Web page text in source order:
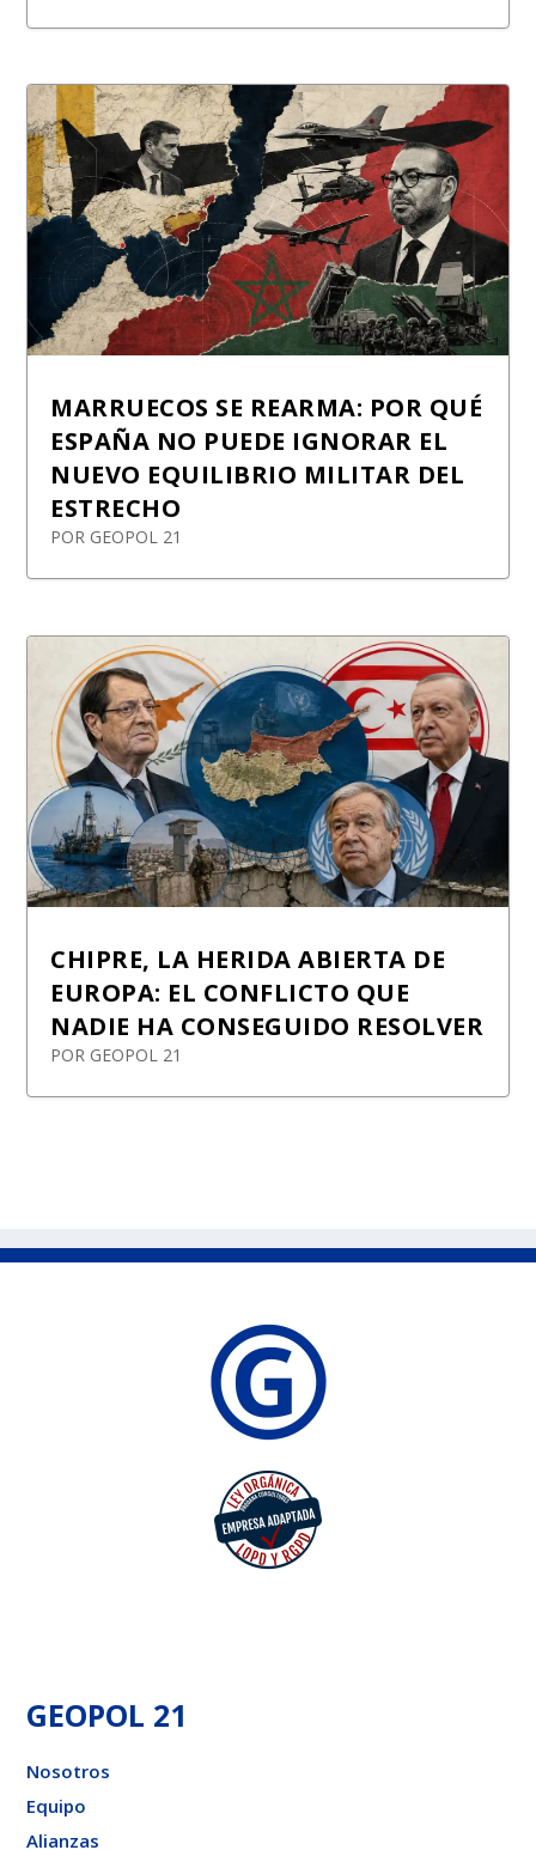
MARRUECOS SE REARMA: POR QUÉ
ESPAÑA NO PUEDE IGNORAR EL
NUEVO EQUILIBRIO MILITAR DEL
ESTRECHO
POR GEOPOL 21
CHIPRE, LA HERIDA ABIERTA DE
EUROPA: EL CONFLICTO QUE
NADIE HA CONSEGUIDO RESOLVER
POR GEOPOL 21
GEOPOL 21
Nosotros
Equipo
Alianzas